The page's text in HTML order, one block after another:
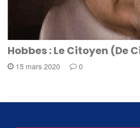
Hobbes : Le Citoyen (De
15 mars 2020 0